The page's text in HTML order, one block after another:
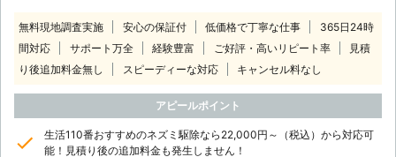
無料現地調査実施 安心の保証付 低価格で丁寧な仕事
365日24時
間対応
サポート万全 経験豊富 ご好評・高いリピート率
見積
り後追加料金無し
スピーディーな対応 キャンセル料なし
アピールポイント
生活110番おすすめのネズミ駆除なら22,000円～（税込）から対応可
能！見積り後の追加料金も発生しません！